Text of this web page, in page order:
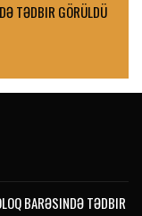
TƏDBIR GÖRÜLDÜ
BARƏSINDƏ TƏDBIR